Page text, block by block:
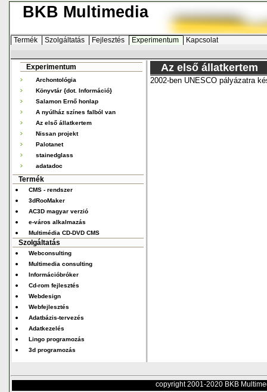
BKB Multimedia
Termék Szolgáltatás Fejlesztés Experimentum Kapcsolat
Experimentum
Archontológia
Könyvtár {dot. Információ}
Salamon Ernő honlap
A nyúlház színes falból van
Az első állatkertem
Nissan projekt
Palotanet
stainedglass
adatadoc
Termék
CMS - rendszer
3dRooMaker
AC3D magyar verzió
e-város alkalmazás
Multimédia CD-DVD CMS
Szolgáltatás
Webconsulting
Multimedia consulting
Információbróker
Cd-rom fejlesztés
Webdesign
Webfejlesztés
Adatbázis-tervezés
Adatkezelés
Lingo programozás
3d programozás
Az első állatkertem
2002-ben UNESCO pályázatra
copyright 2001-2020 BKB